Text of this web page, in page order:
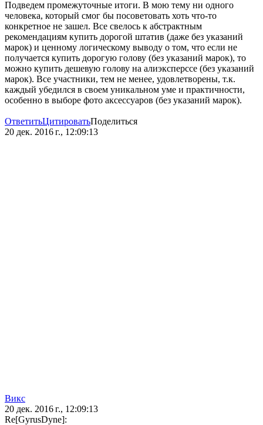
Подведем промежуточные итоги. В мою тему ни одного
человека, который смог бы посоветовать хоть что-то
конкретное не зашел. Все свелось к абстрактным
рекомендациям купить дорогой штатив (даже без указаний
марок) и ценному логическому выводу о том, что если не
получается купить дорогую голову (без указаний марок), то
можно купить дешевую голову на алиэксперссе (без указаний
марок). Все участники, тем не менее, удовлетворены, т.к.
каждый убедился в своем уникальном уме и практичности,
особенно в выборе фото аксессуаров (без указаний марок).
ОтветитьЦитироватьПоделиться
20 дек. 2016 г., 12:09:13
Викс
20 дек. 2016 г., 12:09:13
Re[GyrusDyne]: